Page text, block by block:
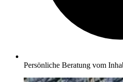
Persönliche Beratung vom